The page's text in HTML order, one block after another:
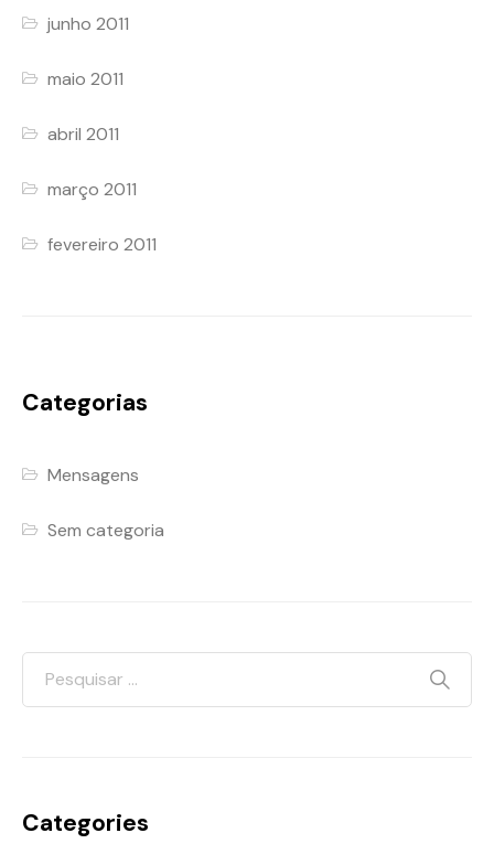
junho 2011
maio 2011
abril 2011
março 2011
fevereiro 2011
Categorias
Mensagens
Sem categoria
Categories